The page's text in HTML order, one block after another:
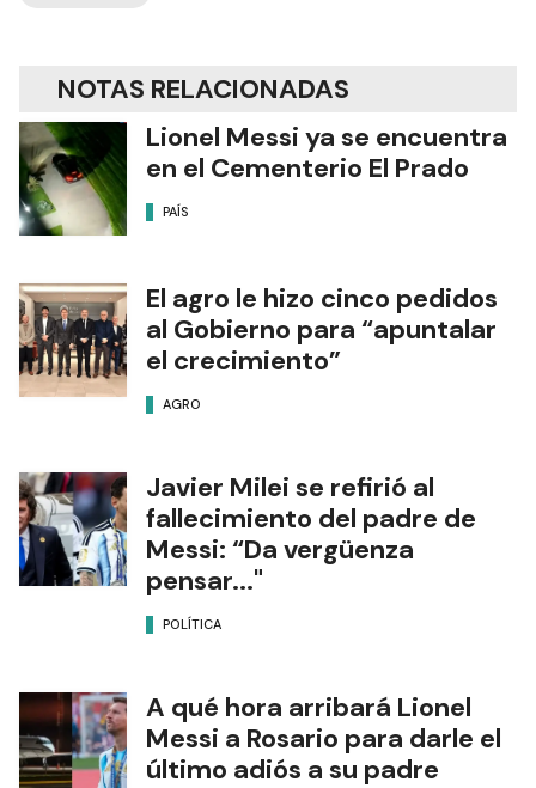
NOTAS RELACIONADAS
Lionel Messi ya se encuentra
en el Cementerio El Prado
PAÍS
El agro le hizo cinco pedidos
al Gobierno para “apuntalar
el crecimiento”
AGRO
Javier Milei se refirió al
fallecimiento del padre de
Messi: “Da vergüenza
pensar..."
POLÍTICA
A qué hora arribará Lionel
Messi a Rosario para darle el
último adiós a su padre